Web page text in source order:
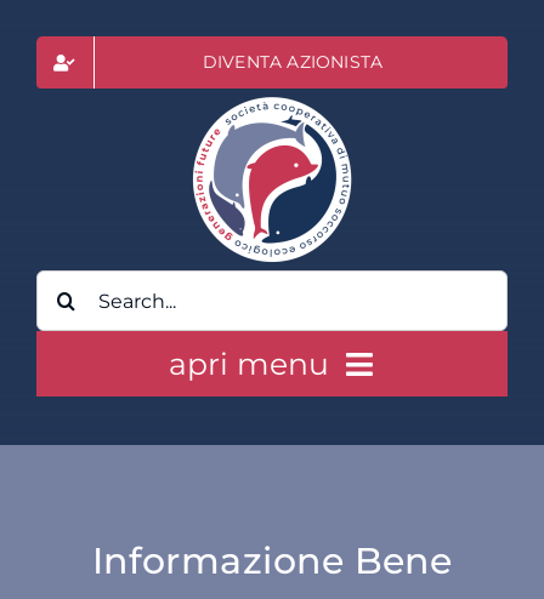
contenuto
DIVENTA AZIONISTA
Cerca
per:
apri menu
Informazione Bene